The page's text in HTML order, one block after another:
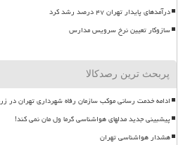
درآمدهای پایدار تهران ۴۷ درصد رشد کرد
سازوکار تعیین نرخ سرویس مدارس
پربحث ترین رصدکالا
ادامه خدمت رسانی موکب سازمان رفاه شهرداری تهران در
پیشبینی جدید مدلهای هواشناسی گرما ول مان نمی کند!
هشدار هواشناسی تهران